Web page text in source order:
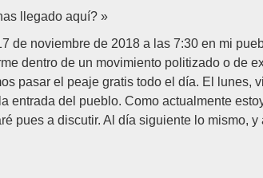
llegado aquí? »
de noviembre de 2018 a las 7:30 en mi
dentro de un movimiento politizado o de
pasar el peaje gratis todo el día. El lunes,
entrada del pueblo. Como actualmente
pues a discutir. Al día siguiente lo mismo,